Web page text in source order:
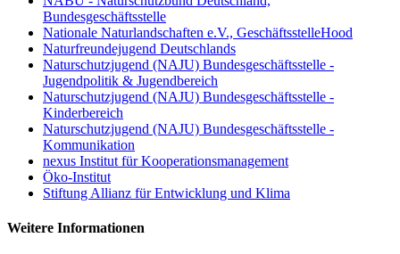
Bundesgeschäftsstelle
Nationale Naturlandschaften e.V., GeschäftsstelleHood
Naturfreundejugend Deutschlands
Naturschutzjugend (NAJU) Bundesgeschäftsstelle -
Jugendpolitik & Jugendbereich
Naturschutzjugend (NAJU) Bundesgeschäftsstelle -
Kinderbereich
Naturschutzjugend (NAJU) Bundesgeschäftsstelle -
Kommunikation
nexus Institut für Kooperationsmanagement
Öko-Institut
Stiftung Allianz für Entwicklung und Klima
Weitere Informationen